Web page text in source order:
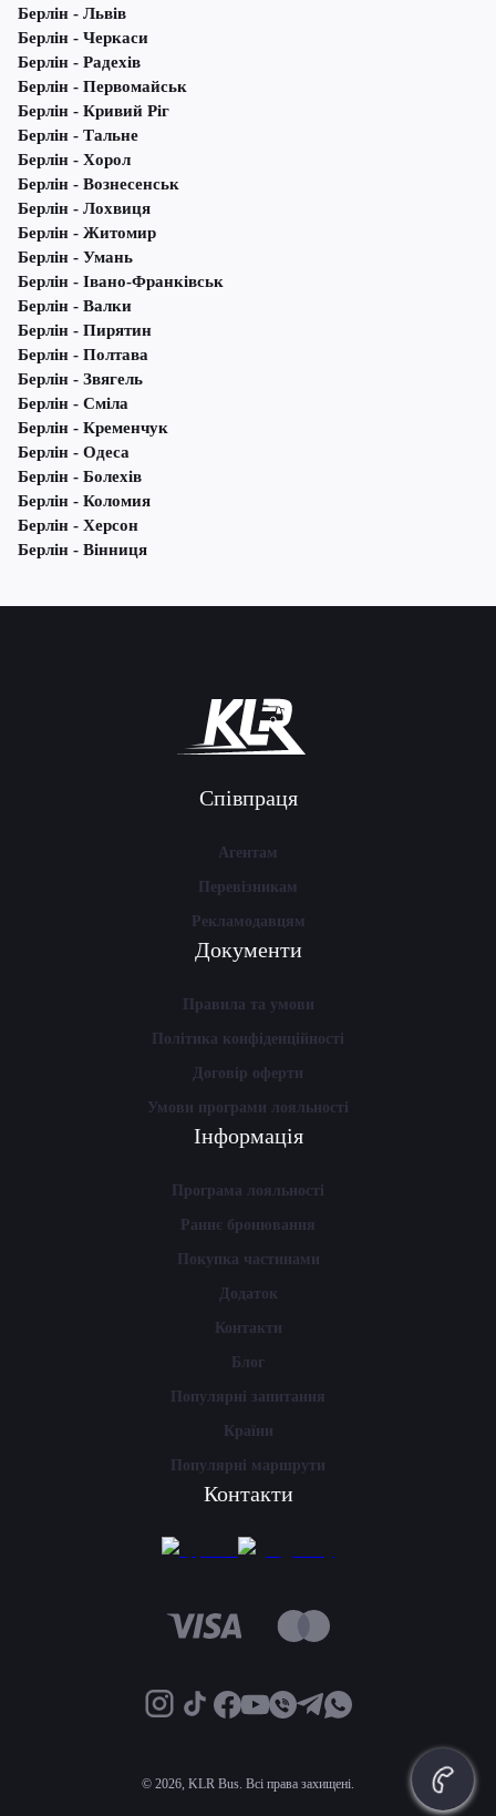
Берлін - Львів
Берлін - Черкаси
Берлін - Радехів
Берлін - Первомайськ
Берлін - Кривий Ріг
Берлін - Тальне
Берлін - Хорол
Берлін - Вознесенськ
Берлін - Лохвиця
Берлін - Житомир
Берлін - Умань
Берлін - Івано-Франківськ
Берлін - Валки
Берлін - Пирятин
Берлін - Полтава
Берлін - Звягель
Берлін - Сміла
Берлін - Кременчук
Берлін - Одеса
Берлін - Болехів
Берлін - Коломия
Берлін - Херсон
Берлін - Вінниця
Співпраця
Агентам
Перевізникам
Рекламодавцям
Документи
Правила та умови
Політика конфіденційності
Договір оферти
Умови програми лояльності
Інформація
Програма лояльності
Раннє бронювання
Покупка частинами
Додаток
Контакти
Блог
Популярні запитання
Країни
Популярні маршрути
Контакти
© 2026, KLR Bus. Всі права захищені.